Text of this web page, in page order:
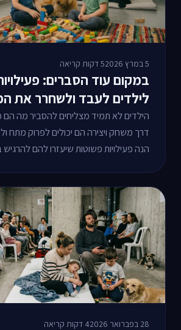
5 במרץ 2026 5 דקות קריאה
במקום עוד הסברים:
לילדים לעבד ולשחרר את
הילדים לא תמיד מצליחים להסביר מה הם
דרך משחק ויצירה הם יכולים לפרוק מתח
הנה פעילויות פשוטות שיעזרו להם להרגיש
28 בפברואר 2026 4 דקות קריאה